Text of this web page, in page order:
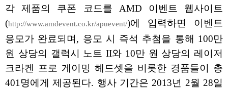
각 제품의 쿠폰 코드를 AMD 이벤트 웹사이트
(http://www.amdevent.co.kr/apuevent/)에 입력하면 이벤트
응모가 완료되며, 응모 시 즉석 추첨을 통해 100만
원 상당의 갤럭시 노트 II와 10만 원 상당의 레이저
크라켄 프로 게이밍 헤드셋을 비롯한 경품들이 총
401명에게 제공된다. 행사 기간은 2013년 2월 28일